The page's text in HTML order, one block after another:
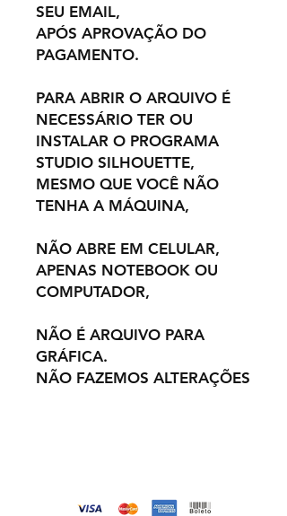
SEU EMAIL,
APÓS APROVAÇÃO DO
PAGAMENTO.
PARA ABRIR O ARQUIVO É
NECESSÁRIO TER OU
INSTALAR O PROGRAMA
STUDIO SILHOUETTE,
MESMO QUE VOCÊ NÃO
TENHA A MÁQUINA,
NÃO ABRE EM CELULAR,
APENAS NOTEBOOK OU
COMPUTADOR,
NÃO É ARQUIVO PARA
GRÁFICA.
NÃO FAZEMOS ALTERAÇÕES